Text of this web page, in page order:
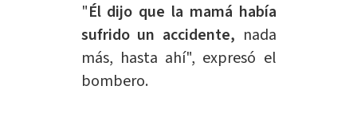
"Él dijo que la mamá había
sufrido un accidente, nada
más, hasta ahí", expresó el
bombero.